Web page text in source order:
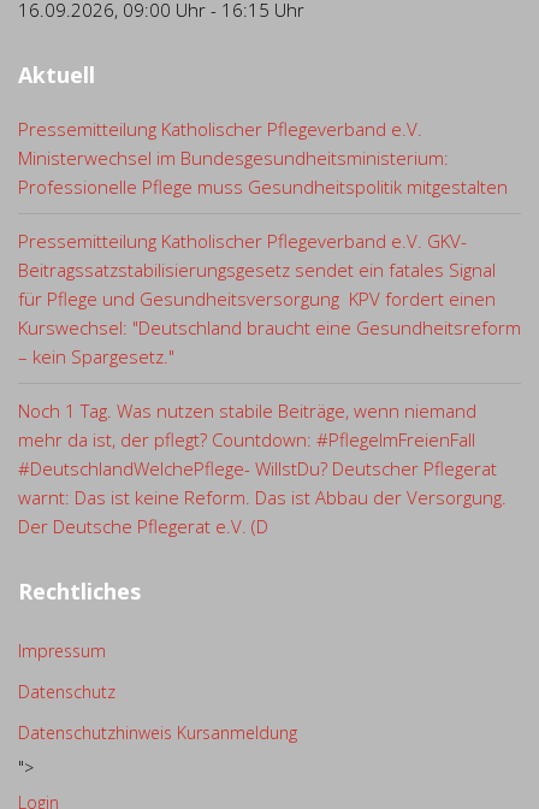
16.09.2026, 09:00 Uhr - 16:15 Uhr
Aktuell
Pressemitteilung Katholischer Pflegeverband e.V.
Ministerwechsel im Bundesgesundheitsministerium:
Professionelle Pflege muss Gesundheitspolitik mitgestalten
Pressemitteilung Katholischer Pflegeverband e.V. GKV-
Beitragssatzstabilisierungsgesetz sendet ein fatales Signal
für Pflege und Gesundheitsversorgung KPV fordert einen
Kurswechsel: "Deutschland braucht eine Gesundheitsreform
– kein Spargesetz."
Noch 1 Tag. Was nutzen stabile Beiträge, wenn niemand
mehr da ist, der pflegt? Countdown: #PflegeImFreienFall
#DeutschlandWelchePflege- WillstDu? Deutscher Pflegerat
warnt: Das ist keine Reform. Das ist Abbau der Versorgung.
Der Deutsche Pflegerat e.V. (D
Rechtliches
Impressum
Datenschutz
Datenschutzhinweis Kursanmeldung
">
Login